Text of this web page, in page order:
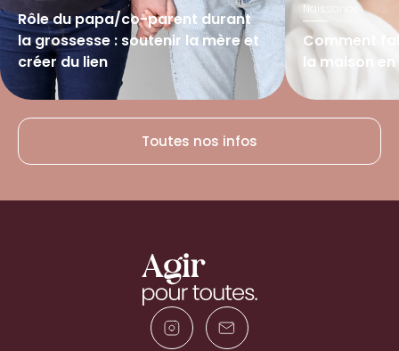
Rôle du papa/co-parent durant
la grossesse : soutenir la mère et
créer du lien
Lire l’article
Naissance
Comment
la maison
Lire l’article
Toutes nos infos